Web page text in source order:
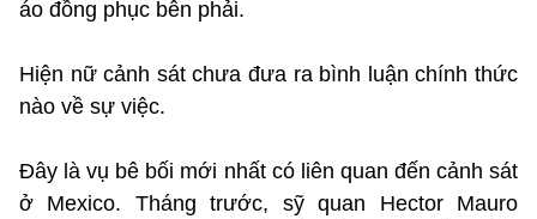
áo đồng phục bên phải.
Hiện nữ cảnh sát chưa đưa ra bình luận chính thức
nào về sự việc.
Đây là vụ bê bối mới nhất có liên quan đến cảnh sát
ở Mexico. Tháng trước, sỹ quan Hector Mauro